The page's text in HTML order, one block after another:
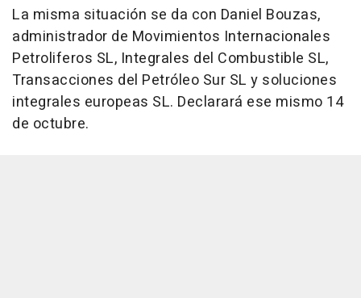
La misma situación se da con Daniel Bouzas,
administrador de Movimientos Internacionales
Petroliferos SL, Integrales del Combustible SL,
Transacciones del Petróleo Sur SL y soluciones
integrales europeas SL. Declarará ese mismo 14
de octubre.